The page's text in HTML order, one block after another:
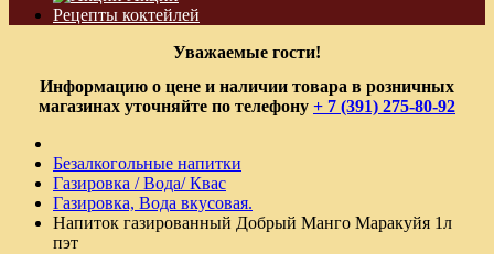
Рецепты коктейлей
Уважаемые гости!
Информацию о цене и наличии товара в розничных
магазинах уточняйте по телефону + 7 (391) 275-80-92
Безалкогольные напитки
Газировка / Вода/ Квас
Газировка, Вода вкусовая.
Напиток газированный Добрый Манго Маракуйя 1л
пэт